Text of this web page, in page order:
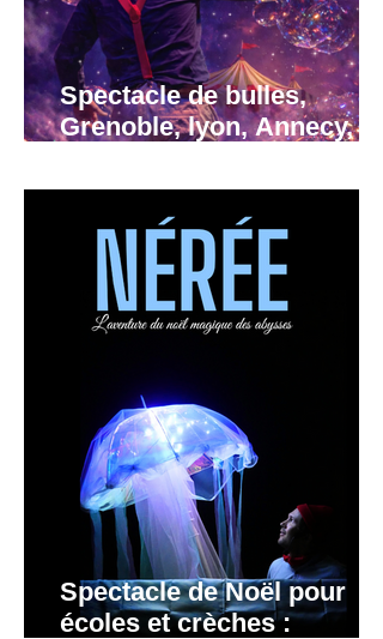
Spectacle de bulles,
Grenoble, lyon, Annecy,
Spectacle de Noël pour
écoles et crèches :